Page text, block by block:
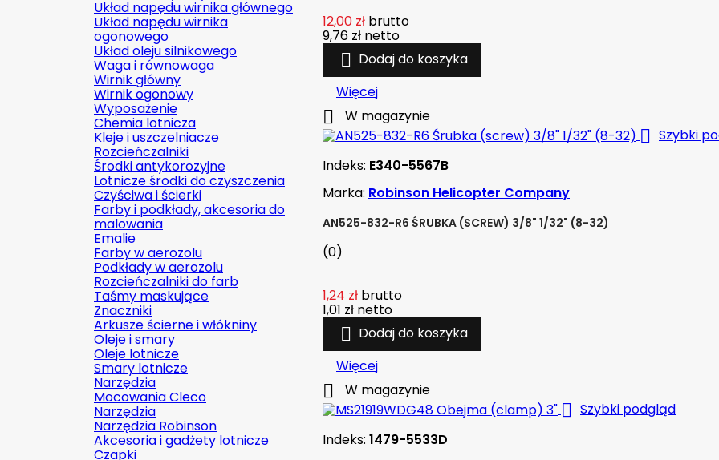
Układ napędu wirnika głównego
Układ napędu wirnika
ogonowego
Układ oleju silnikowego
Waga i równowaga
Wirnik główny
Wirnik ogonowy
Wyposażenie
Chemia lotnicza
Kleje i uszczelniacze
Rozcieńczalniki
Środki antykorozyjne
Lotnicze środki do czyszczenia
Czyściwa i ścierki
Farby i podkłady, akcesoria do
malowania
Emalie
Farby w aerozolu
Podkłady w aerozolu
Rozcieńczalniki do farb
Taśmy maskujące
Znaczniki
Arkusze ścierne i włókniny
Oleje i smary
Oleje lotnicze
Smary lotnicze
Narzędzia
Mocowania Cleco
Narzędzia
Narzędzia Robinson
Akcesoria i gadżety lotnicze
Czapki
12,00 zł brutto
9,76 zł netto
 Dodaj do koszyka
Więcej
 W magazynie
 Szybki
Indeks: E340-5567B
Marka: Robinson Helicopter Company
AN525-832-R6 ŚRUBKA (SCREW) 3/8" 1/32" (8-32)
(0)
1,24 zł brutto
1,01 zł netto
 Dodaj do koszyka
Więcej
 W magazynie
 Szybki podgląd
Indeks: 1479-5533D